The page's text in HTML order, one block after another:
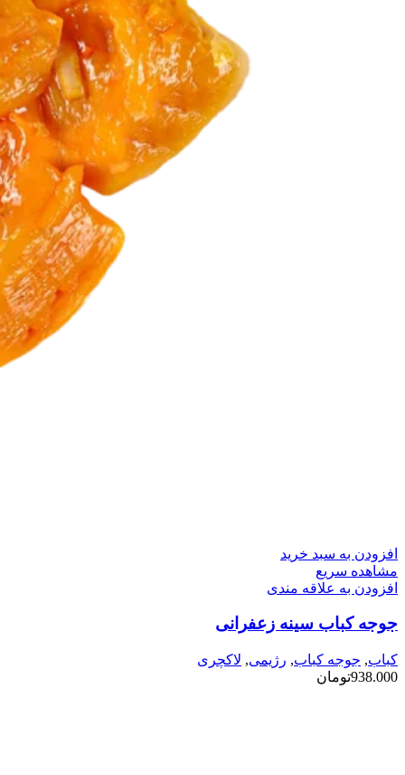
افزودن به سبد خرید
مشاهده سریع
افزودن به علاقه مندی
جوجه کباب سینه زعفرانی
کباب, جوجه کباب, رژیمی, لاکچری
938.000تومان